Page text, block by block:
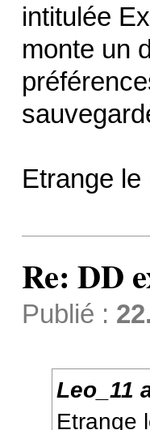
intitulée
monte un
Etrange
Re: DD
Publié :
Leo_11
Etrange